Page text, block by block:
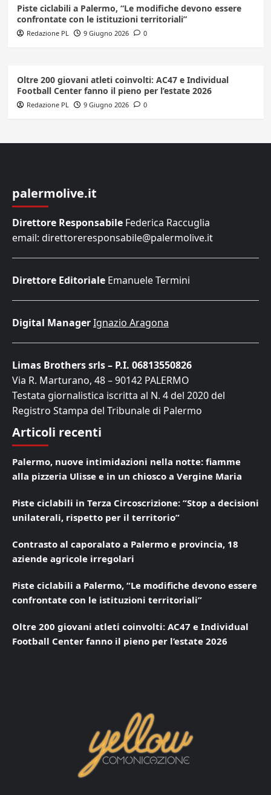
Piste ciclabili a Palermo, “Le modifiche devono essere
confrontate con le istituzioni territoriali”
Redazione PL 9 Giugno 2026 0
Oltre 200 giovani atleti coinvolti: AC47 e Individual
Football Center fanno il pieno per l’estate 2026
Redazione PL 9 Giugno 2026 0
palermolive.it
Direttore Responsabile Federica Raccuglia
email: direttoreresponsabile@palermolive.it
Direttore Editoriale Emanuele Termini
Digital ManagerIgnazio Aragona
Limas Brothers srls – P.I. 06813550826
Via R. Marturano, 48 – 90142 PALERMO
Testata giornalistica iscritta al N. 4 del 2020 del
Registro Stampa del Tribunale di Palermo
Articoli recenti
Palermo, nuove intimidazioni nella notte: fiamme
alla pizzeria Ulisse e in un chiosco a Vergine Maria
Piste ciclabili in Terza Circoscrizione: “Stop a decisioni
unilaterali, rispetto per il territorio”
Contrasto al caporalato a Palermo e provincia, 18
aziende agricole irregolari
Piste ciclabili a Palermo, “Le modifiche devono essere
confrontate con le istituzioni territoriali”
Oltre 200 giovani atleti coinvolti: AC47 e Individual
Football Center fanno il pieno per l’estate 2026